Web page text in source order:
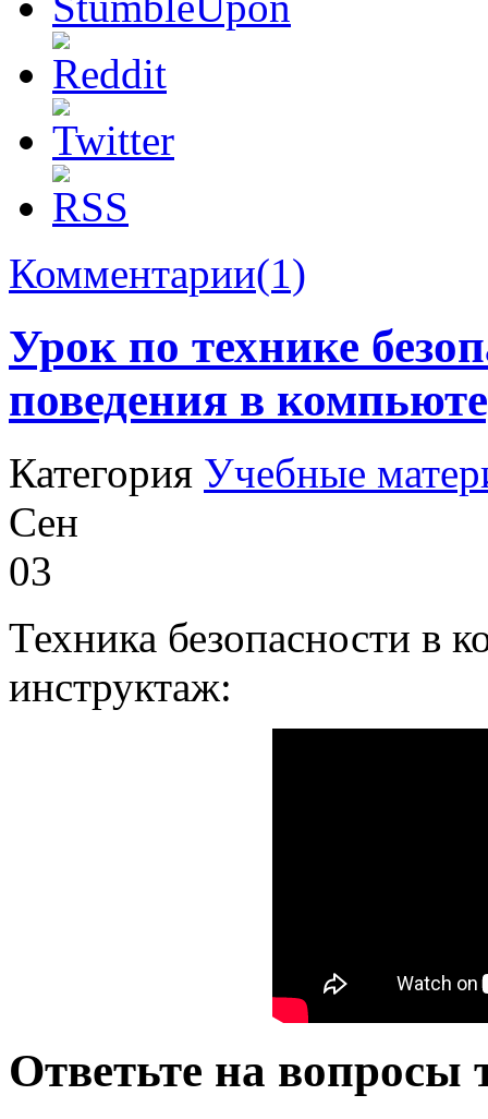
Комментарии(1)
Урок по технике
поведения в
Категория Учебные
Сен
03
Техника безопасности в
инструктаж:
Ответьте на вопросы